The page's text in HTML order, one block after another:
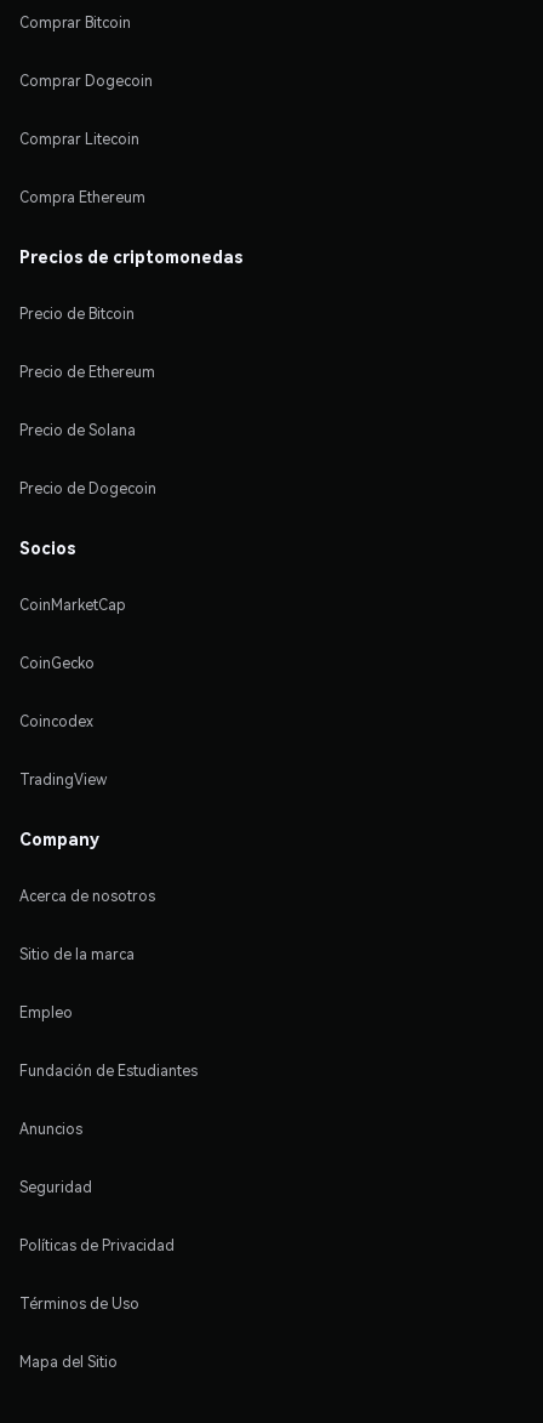
Comprar Bitcoin
Comprar Dogecoin
Comprar Litecoin
Compra Ethereum
Precios de criptomonedas
Precio de Bitcoin
Precio de Ethereum
Precio de Solana
Precio de Dogecoin
Socios
CoinMarketCap
CoinGecko
Coincodex
TradingView
Company
Acerca de nosotros
Sitio de la marca
Empleo
Fundación de Estudiantes
Anuncios
Seguridad
Políticas de Privacidad
Términos de Uso
Mapa del Sitio